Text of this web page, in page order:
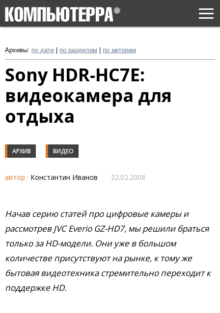
Архивы: по дате по разделам по авторам
Sony HDR-HC7E:
видеокамера для
отдыха
АРХИВ ВИДЕО
автор : Константин Иванов 22.02.2008
Начав серию статей про цифровые камеры и
рассмотрев JVC Everio GZ-HD7, мы решили браться
только за HD-модели. Они уже в большом
количестве присутствуют на рынке, к тому же
бытовая видеотехника стремительно переходит к
поддержке HD.